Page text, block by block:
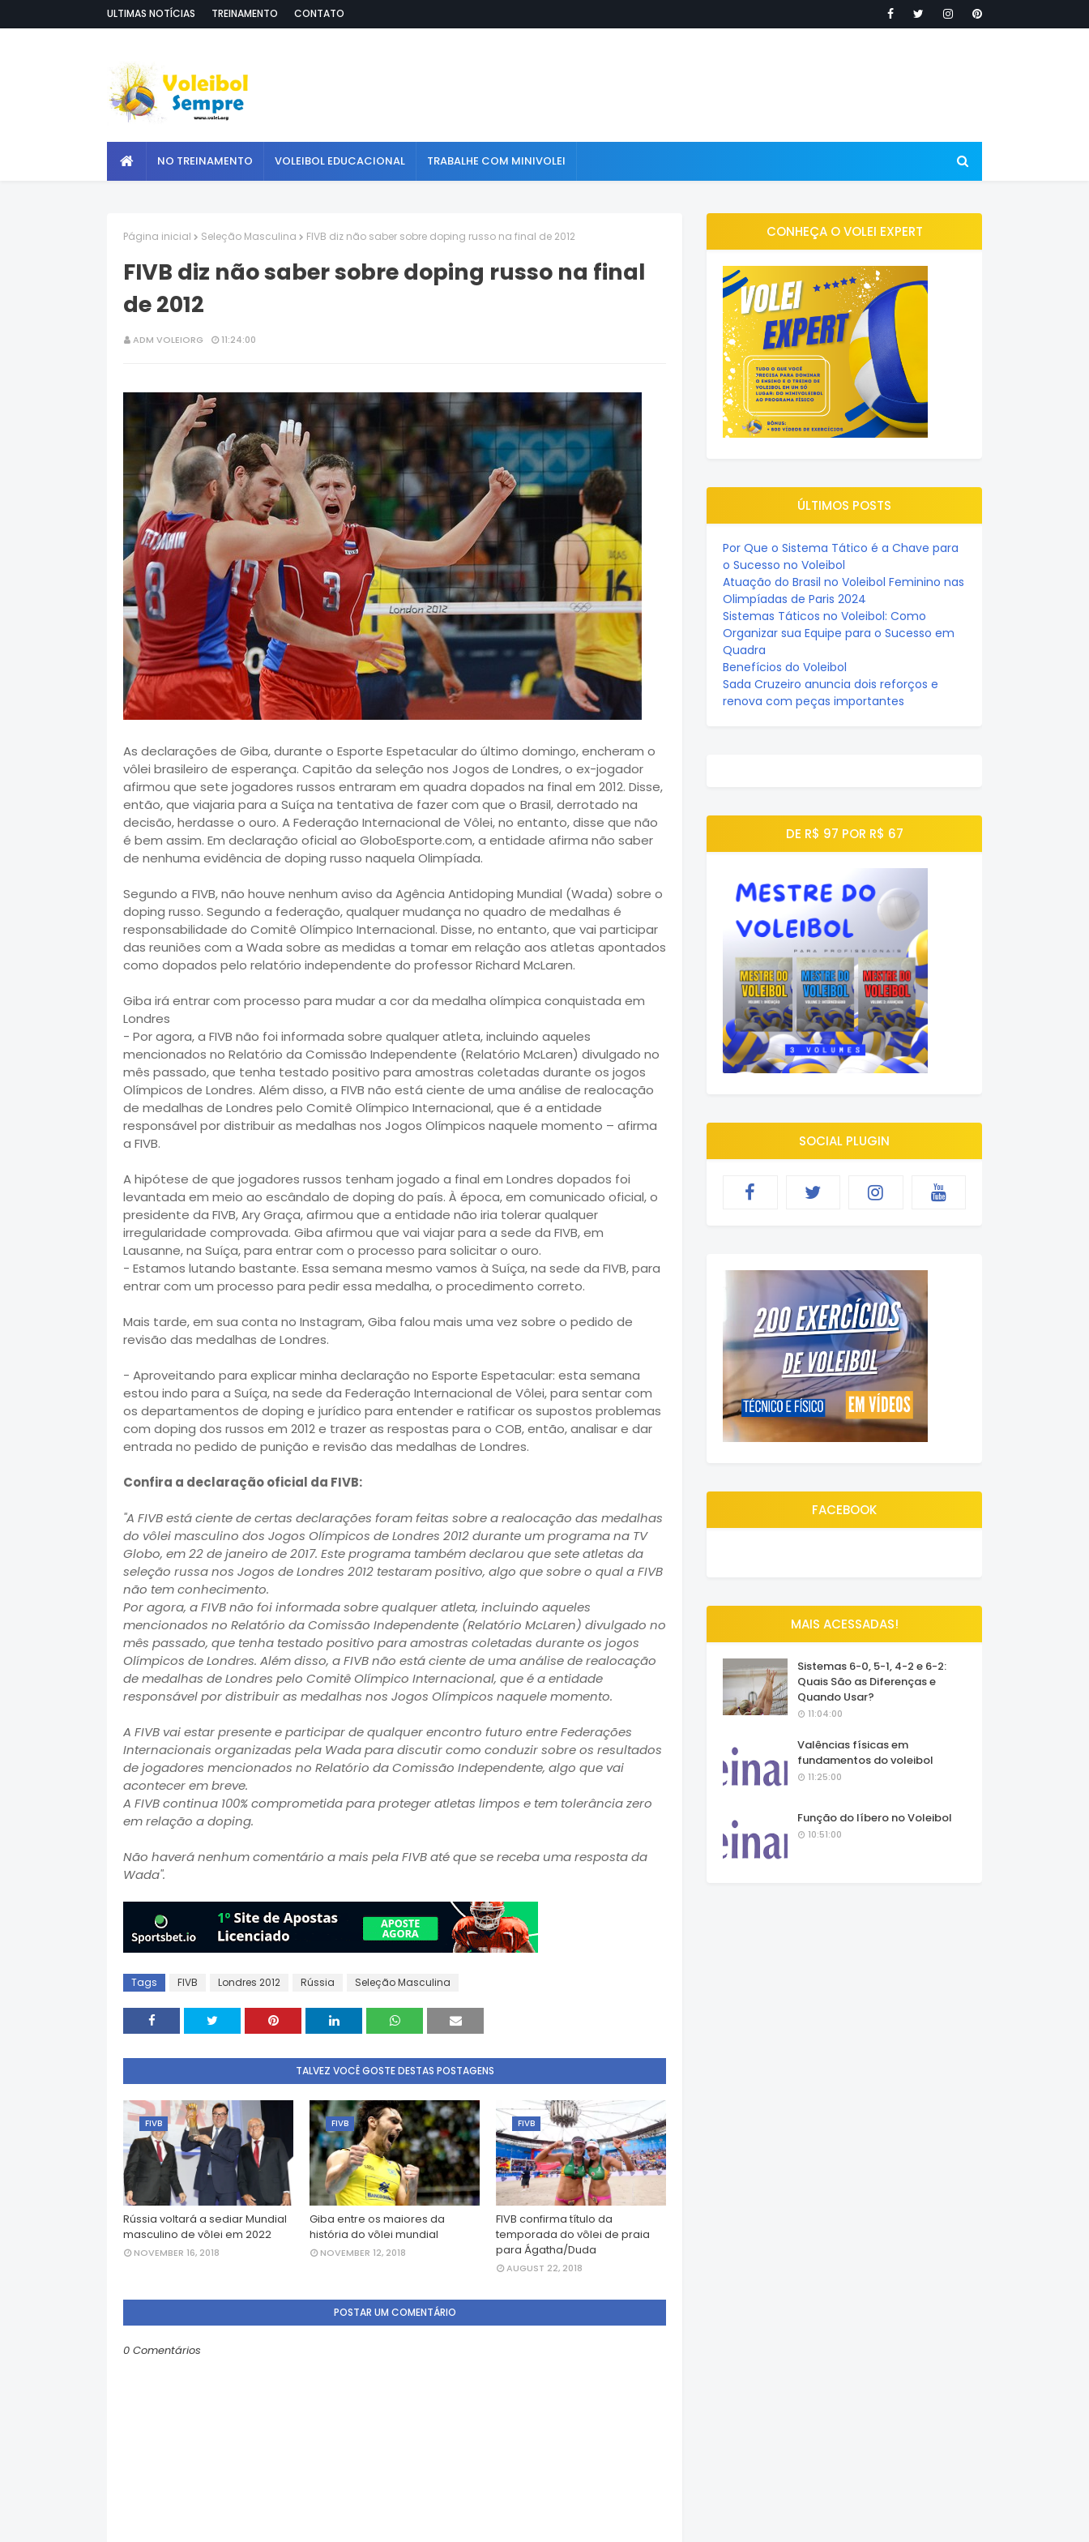
ULTIMAS NOTÍCIAS TREINAMENTO CONTATO
NO TREINAMENTO VOLEIBOL EDUCACIONAL TRABALHE COM MINIVOLEI
Página inicial Seleção Masculina FIVB diz não saber sobre doping russo na final de 2012
FIVB diz não saber sobre doping russo na final
de 2012
ADM VOLEIORG 11:24:00
As declarações de Giba, durante o Esporte Espetacular do último domingo, encheram o
vôlei brasileiro de esperança. Capitão da seleção nos Jogos de Londres, o ex-jogador
afirmou que sete jogadores russos entraram em quadra dopados na final em 2012. Disse,
então, que viajaria para a Suíça na tentativa de fazer com que o Brasil, derrotado na
decisão, herdasse o ouro. A Federação Internacional de Vôlei, no entanto, disse que não
é bem assim. Em declaração oficial ao GloboEsporte.com, a entidade afirma não saber
de nenhuma evidência de doping russo naquela Olimpíada.
Segundo a FIVB, não houve nenhum aviso da Agência Antidoping Mundial (Wada) sobre o
doping russo. Segundo a federação, qualquer mudança no quadro de medalhas é
responsabilidade do Comitê Olímpico Internacional. Disse, no entanto, que vai participar
das reuniões com a Wada sobre as medidas a tomar em relação aos atletas apontados
como dopados pelo relatório independente do professor Richard McLaren.
Giba irá entrar com processo para mudar a cor da medalha olímpica conquistada em
Londres
- Por agora, a FIVB não foi informada sobre qualquer atleta, incluindo aqueles
mencionados no Relatório da Comissão Independente (Relatório McLaren) divulgado no
mês passado, que tenha testado positivo para amostras coletadas durante os jogos
Olímpicos de Londres. Além disso, a FIVB não está ciente de uma análise de realocação
de medalhas de Londres pelo Comitê Olímpico Internacional, que é a entidade
responsável por distribuir as medalhas nos Jogos Olímpicos naquele momento – afirma
a FIVB.
A hipótese de que jogadores russos tenham jogado a final em Londres dopados foi
levantada em meio ao escândalo de doping do país. À época, em comunicado oficial, o
presidente da FIVB, Ary Graça, afirmou que a entidade não iria tolerar qualquer
irregularidade comprovada. Giba afirmou que vai viajar para a sede da FIVB, em
Lausanne, na Suíça, para entrar com o processo para solicitar o ouro.
- Estamos lutando bastante. Essa semana mesmo vamos à Suíça, na sede da FIVB, para
entrar com um processo para pedir essa medalha, o procedimento correto.
Mais tarde, em sua conta no Instagram, Giba falou mais uma vez sobre o pedido de
revisão das medalhas de Londres.
- Aproveitando para explicar minha declaração no Esporte Espetacular: esta semana
estou indo para a Suíça, na sede da Federação Internacional de Vôlei, para sentar com
os departamentos de doping e jurídico para entender e ratificar os supostos problemas
com doping dos russos em 2012 e trazer as respostas para o COB, então, analisar e dar
entrada no pedido de punição e revisão das medalhas de Londres.
Confira a declaração oficial da FIVB:
"A FIVB está ciente de certas declarações foram feitas sobre a realocação das medalhas
do vôlei masculino dos Jogos Olímpicos de Londres 2012 durante um programa na TV
Globo, em 22 de janeiro de 2017. Este programa também declarou que sete atletas da
seleção russa nos Jogos de Londres 2012 testaram positivo, algo que sobre o qual a FIVB
não tem conhecimento.
Por agora, a FIVB não foi informada sobre qualquer atleta, incluindo aqueles
mencionados no Relatório da Comissão Independente (Relatório McLaren) divulgado no
mês passado, que tenha testado positivo para amostras coletadas durante os jogos
Olímpicos de Londres. Além disso, a FIVB não está ciente de uma análise de realocação
de medalhas de Londres pelo Comitê Olímpico Internacional, que é a entidade
responsável por distribuir as medalhas nos Jogos Olímpicos naquele momento.
A FIVB vai estar presente e participar de qualquer encontro futuro entre Federações
Internacionais organizadas pela Wada para discutir como conduzir sobre os resultados
de jogadores mencionados no Relatório da Comissão Independente, algo que vai
acontecer em breve.
A FIVB continua 100% comprometida para proteger atletas limpos e tem tolerância zero
em relação a doping.
Não haverá nenhum comentário a mais pela FIVB até que se receba uma resposta da
Wada".
Tags FIVB Londres 2012 Rússia Seleção Masculina
TALVEZ VOCÊ GOSTE DESTAS POSTAGENS
FIVB
Rússia voltará a sediar Mundial
masculino de vôlei em 2022
NOVEMBER 16, 2018
FIVB
Giba entre os maiores da
história do vôlei mundial
NOVEMBER 12, 2018
FIVB
FIVB confirma título da
temporada do vôlei de praia
para Ágatha/Duda
AUGUST 22, 2018
POSTAR UM COMENTÁRIO
0 Comentários
CONHEÇA O VOLEI EXPERT
ÚLTIMOS POSTS
Por Que o Sistema Tático é a Chave para
o Sucesso no Voleibol
Atuação do Brasil no Voleibol Feminino nas
Olimpíadas de Paris 2024
Sistemas Táticos no Voleibol: Como
Organizar sua Equipe para o Sucesso em
Quadra
Benefícios do Voleibol
Sada Cruzeiro anuncia dois reforços e
renova com peças importantes
DE R$ 97 POR R$ 67
SOCIAL PLUGIN
FACEBOOK
MAIS ACESSADAS!
Sistemas 6-0, 5-1, 4-2 e 6-2:
Quais São as Diferenças e
Quando Usar?
11:04:00
Valências físicas em
fundamentos do voleibol
11:25:00
Função do líbero no Voleibol
10:51:00